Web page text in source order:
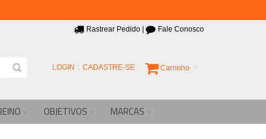
Rastrear Pedido Fale Conosco
Carrinho
LOGIN CADASTRE-SE
OBJETIVOS MARCAS